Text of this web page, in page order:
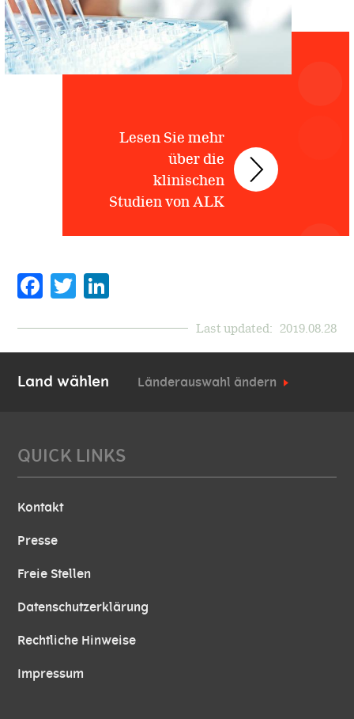
Lesen Sie mehr
über die
klinischen
Studien von ALK
Facebook
Twitter
Last updated: 2019.08.28
Land wählen Länderauswahl ändern
QUICK LINKS
Kontakt
Presse
Freie Stellen
Datenschutzerklärung
Rechtliche Hinweise
Impressum